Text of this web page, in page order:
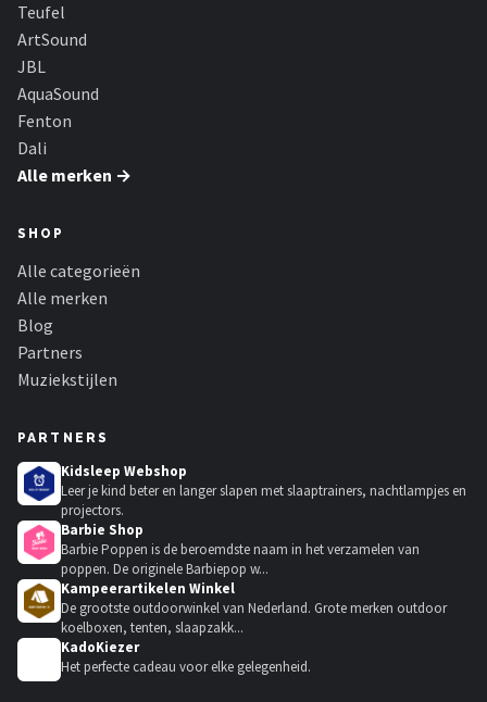
Teufel
ArtSound
JBL
AquaSound
Fenton
Dali
Alle merken →
SHOP
Alle categorieën
Alle merken
Blog
Partners
Muziekstijlen
PARTNERS
Kidsleep Webshop
Leer je kind beter en langer slapen met slaaptrainers, nachtlampjes en
projectors.
Barbie Shop
Barbie Poppen is de beroemdste naam in het verzamelen van
poppen. De originele Barbiepop w...
Kampeerartikelen Winkel
De grootste outdoorwinkel van Nederland. Grote merken outdoor
koelboxen, tenten, slaapzakk...
KadoKiezer
Het perfecte cadeau voor elke gelegenheid.